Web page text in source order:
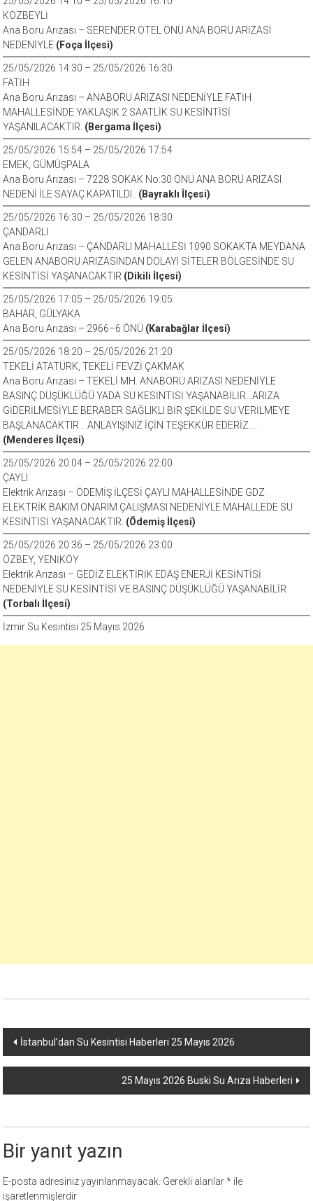
KOZBEYLİ
Ana Boru Arızası – SERENDER OTEL ÖNÜ ANA BORU ARIZASI
NEDENİYLE (Foça İlçesi)
25/05/2026 14:30 – 25/05/2026 16:30
FATİH
Ana Boru Arızası – ANABORU ARIZASI NEDENİYLE FATİH
MAHALLESİNDE YAKLAŞIK 2 SAATLİK SU KESİNTİSİ
YAŞANILACAKTIR. (Bergama İlçesi)
25/05/2026 15:54 – 25/05/2026 17:54
EMEK, GÜMÜŞPALA
Ana Boru Arızası – 7228 SOKAK No:30 ÖNÜ ANA BORU ARIZASI
NEDENİ İLE SAYAÇ KAPATILDI.. (Bayraklı İlçesi)
25/05/2026 16:30 – 25/05/2026 18:30
ÇANDARLI
Ana Boru Arızası – ÇANDARLI MAHALLESİ 1090 SOKAKTA MEYDANA
GELEN ANABORU ARIZASINDAN DOLAYI SİTELER BÖLGESİNDE SU
KESİNTİSİ YAŞANACAKTIR (Dikili İlçesi)
25/05/2026 17:05 – 25/05/2026 19:05
BAHAR, GÜLYAKA
Ana Boru Arızası – 2966–6 ÖNÜ (Karabağlar İlçesi)
25/05/2026 18:20 – 25/05/2026 21:20
TEKELİ ATATÜRK, TEKELİ FEVZİ ÇAKMAK
Ana Boru Arızası – TEKELİ MH. ANABORU ARIZASI NEDENİYLE
BASINÇ DÜŞÜKLÜĞÜ YADA SU KESİNTİSİ YAŞANABİLİR…ARIZA
GİDERİLMESİYLE BERABER SAĞLIKLI BİR ŞEKİLDE SU VERİLMEYE
BAŞLANACAKTIR… ANLAYIŞINIZ İÇİN TEŞEKKÜR EDERİZ….
(Menderes İlçesi)
25/05/2026 20:04 – 25/05/2026 22:00
ÇAYLI
Elektrik Arızası – ÖDEMİŞ İLÇESİ ÇAYLI MAHALLESİNDE GDZ
ELEKTRİK BAKIM ONARIM ÇALIŞMASI NEDENİYLE MAHALLEDE SU
KESİNTİSİ YAŞANACAKTIR. (Ödemiş İlçesi)
25/05/2026 20:36 – 25/05/2026 23:00
ÖZBEY, YENİKÖY
Elektrik Arızası – GEDİZ ELEKTİRİK EDAŞ ENERJİ KESİNTİSİ
NEDENİYLE SU KESİNTİSİ VE BASINÇ DÜŞÜKLÜĞÜ YAŞANABİLİR
(Torbalı İlçesi)
İzmir Su Kesintisi 25 Mayıs 2026
Yazı
dolaşımı
İstanbul’dan Su Kesintisi Haberleri 25 Mayıs 2026
25 Mayıs 2026 Buski Su Arıza Haberleri
Bir yanıt yazın
E-posta adresiniz yayınlanmayacak. Gerekli alanlar* ile
işaretlenmişlerdir